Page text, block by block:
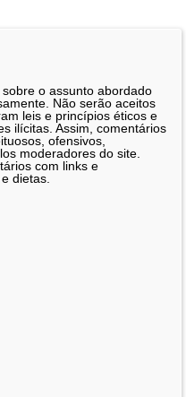
o assunto abordado
Não serão aceitos
leis e princípios éticos e
ilícitas. Assim, comentários
ofensivos,
moderadores do site.
com links e
dietas.